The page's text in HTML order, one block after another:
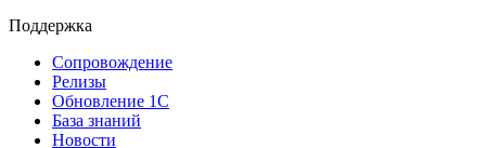
Поддержка
Сопровождение
Релизы
Обновление 1С
База знаний
Новости